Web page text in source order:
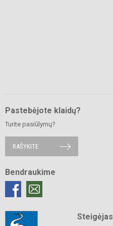
Pastebėjote klaidų?
Turite pasiūlymų?
RAŠYKITE
Bendraukime
Steigėjas